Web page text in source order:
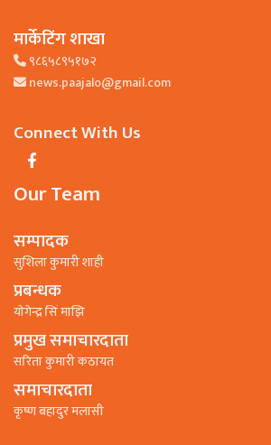
मार्केटिंग शाखा
९८६५८९५१७२
news.paajalo@gmail.com
Connect With Us
Our Team
सम्पादक
सुशिला कुमारी शाही
प्रबन्धक
याेगेन्द्र सिं माझि
प्रमुख समाचारदाता
सरिता कुमारी कठायत
समाचारदाता
कृष्ण बहादुर मलासी